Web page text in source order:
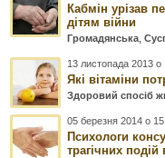
Кабмін урізав
дітям війни
Громадянська ,
13 листопада 2013 о
Які вітаміни
Здоровий спосіб
05 березня 2014 о
Психологи
трагічних подій